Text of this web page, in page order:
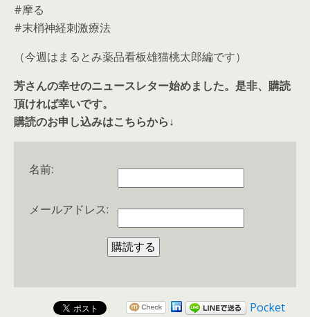
#摩る
#末梢神経刺激療法
（今週はまるとみ薬品看板雄猫桃太郎編です）
芳さんの幸せのニュースレター始めました。是非、購読
頂ければ幸いです。
購読のお申し込みはこちらから↓
名前:
メールアドレス:
Pocket